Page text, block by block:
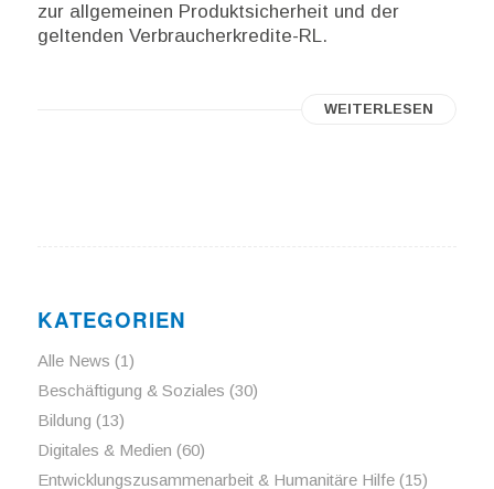
zur allgemeinen Produktsicherheit und der
geltenden Verbraucherkredite-RL.
WEITERLESEN
KATEGORIEN
Alle News (1)
Beschäftigung & Soziales (30)
Bildung (13)
Digitales & Medien (60)
Entwicklungszusammenarbeit & Humanitäre Hilfe(15)